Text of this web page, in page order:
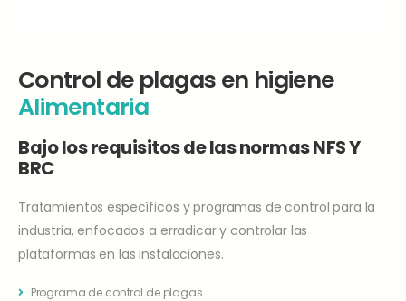
Control de plagas en higiene
Alimentaria
Bajo los requisitos de lasnormas NFS Y
BRC
Tratamientos específicos y programas de control para la
industria, enfocados a erradicar y controlar las
plataformas en las instalaciones.
Programa de control de plagas